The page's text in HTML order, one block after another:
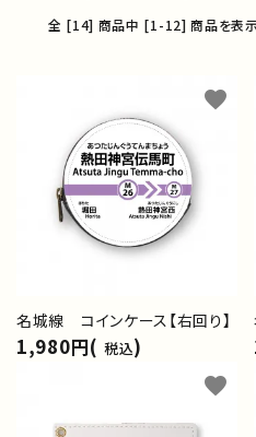
全 [14] 商品中 [1-12] 商品を表示
名城線 コインケース【右回り】
1,980円( 税込)
favorite
favorite